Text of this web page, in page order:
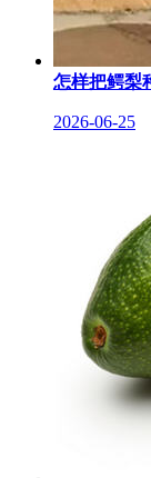
怎样把鳄梨
2026-06-25